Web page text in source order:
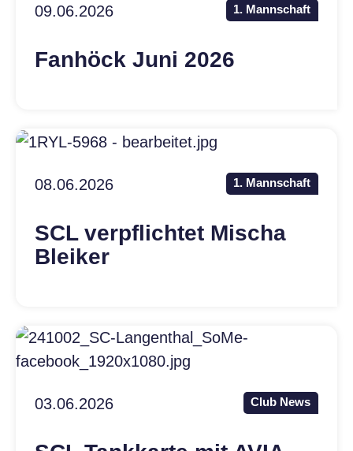
09.06.2026 1. Mannschaft
Fanhöck Juni 2026
08.06.2026 1. Mannschaft
SCL verpflichtet Mischa
Bleiker
03.06.2026 Club News